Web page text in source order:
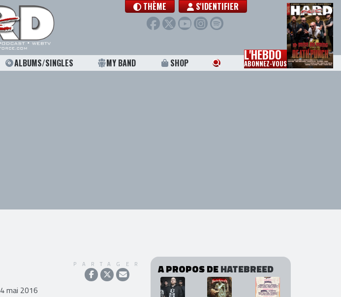
THÈME S'IDENTIFIER
ALBUMS/SINGLES MY BAND SHOP L'HEBDO
ABONNEZ-VOUS
PARTAGER
4 mai 2016
A PROPOS DEHATEBREED